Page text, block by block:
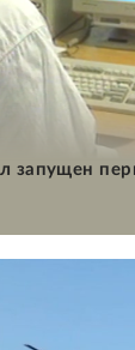
запущен